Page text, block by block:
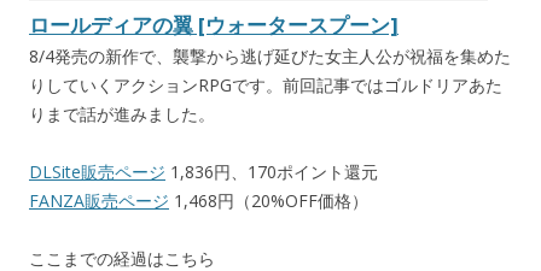
ロールディアの翼 [ウォータースプーン]
8/4発売の新作で、襲撃から逃げ延びた女主人公が祝福を集めた
りしていくアクションRPGです。前回記事ではゴルドリアあた
りまで話が進みました。
DLSite販売ページ 1,836円、170ポイント還元
FANZA販売ページ 1,468円（20%OFF価格）
ここまでの経過はこちら